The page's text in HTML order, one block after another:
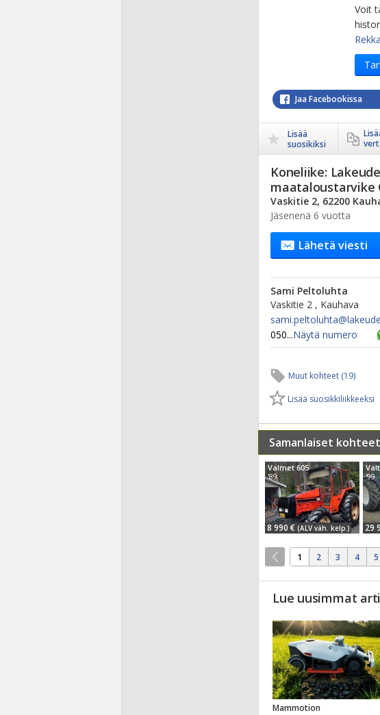
Voit
Jaa Facebookissa
Lisää
suosikiksi
Koneliike:
maataloustarvike
Vaskitie 2, 62200
Jäsenenä 6 vuotta
Lähetä viesti
Sami Peltoluhta
Vaskitie 2 , Kauhava
050...Näytä numero
Muut kohteet (19)
Lisää suosikkiliikkeeksi
Samanlaiset kohteet
Valmet 605
'89
8 990 € (ALV väh. kelp.)
'99
29
1 2 3 4 5
Lue uusimmat
Mammotion